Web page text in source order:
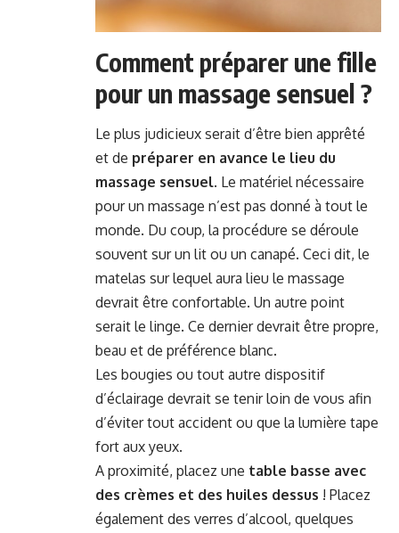
Comment préparer une fille
pour un massage sensuel ?
Le plus judicieux serait d’être bien apprêté
et de préparer en avance le lieu du
massage sensuel. Le matériel nécessaire
pour un massage n’est pas donné à tout le
monde. Du coup, la procédure se déroule
souvent sur un lit ou un canapé. Ceci dit, le
matelas sur lequel aura lieu le massage
devrait être confortable. Un autre point
serait le linge. Ce dernier devrait être propre,
beau et de préférence blanc.
Les bougies ou tout autre dispositif
d’éclairage devrait se tenir loin de vous afin
d’éviter tout accident ou que la lumière tape
fort aux yeux.
A proximité, placez une table basse avec
des crèmes et des huiles dessus ! Placez
également des verres d’alcool, quelques